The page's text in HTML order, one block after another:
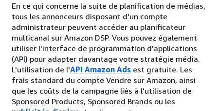
En ce qui concerne la suite de planification de médias,
tous les annonceurs disposant d'un compte
administrateur peuvent accéder au planificateur
multicanal sur Amazon DSP. Vous pouvez également
utiliser l'interface de programmation d'applications
(API) pour adapter davantage votre stratégie média.
L'utilisation de l'API Amazon Ads est gratuite. Les
frais standard du compte Vendre sur Amazon, ainsi
que les coûts de la campagne liés à l'utilisation de
Sponsored Products, Sponsored Brands ou les